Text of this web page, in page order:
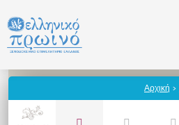
σε
περιεχόμενο
Αρχική >